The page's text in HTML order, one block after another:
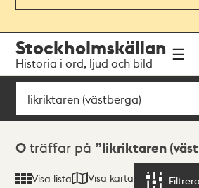
navigationen
huvudinnehållet
Stockholmskällan
Historia i ord, ljud och bild
Sök
Sökresultat
0 träffar på likriktaren
Visa lista Visa karta Filtrera